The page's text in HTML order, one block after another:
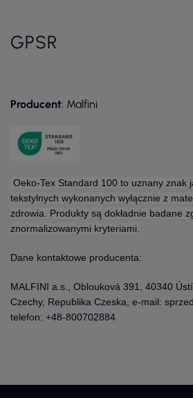
GPSR
Producent: Malfini
Oeko-Tex Standard 100 to uznany znak
tekstylnych wykonanych wyłącznie z
zdrowia. Produkty są dokładnie badane
znormalizowanymi kryteriami.
Dane kontaktowe producenta:
MALFINI a.s., Oblouková 391, 40340
Czechy, Republika Czeska, e-mail:
telefon: +48-800702884